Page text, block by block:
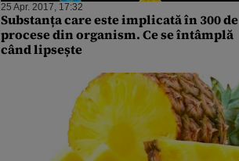
25 Apr. 2017, 17:32
Substanța care este implicată în 300 de
procese din organism. Ce se întâmplă
când lipsește